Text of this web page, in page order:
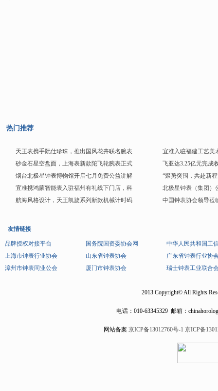
热门推荐
天王表携手阮仕珍珠，推出国风花卉联名腕表
宜准入驻福建工艺美
砂金石星空盘面，上海表新款陀飞轮腕表正式
飞亚达3.25亿元完成
烟台北极星钟表博物馆开启七月免费公益讲解
“聚势突围，共赴新
宜准携鸿蒙智能表入驻福州有礼线下门店，科
北极星钟表（集团）
航海风格设计，天王凯旋系列新款机械计时码
中国钟表协会领导莅
友情链接
品牌授权对接平台 国务院国资委协会网
中华人民共和国工
上海市钟表行业协会
山东省钟表协会
广东省钟表行业协
漳州市钟表同业公会
厦门市钟表协会 瑞士钟表工业联合
2013 Copyright© All Rights
电话： 010-63345329 邮箱：
网站备案 京ICP备13012760号-1 京ICP备